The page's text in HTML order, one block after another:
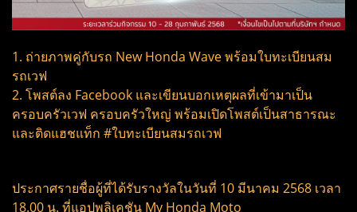
1. ถ่ายภาพคู่กับรถ New Honda Wave พร้อมใบทะเบียนสม
รถเวฟ
2. โพสต์ลง Facebook และเขียนบอกเหตุผลที่เข้ามาเป็น
ครอบครัวเวฟ ครอบครัวใหญ่ พร้อมเปิดโพสต์เป็นสาธารณะ
และติดแฮชแท็ก #ใบทะเบียนสมรถเวฟ
ประกาศรายชื่อผู้ที่ได้รับรางวัลในวันที่ 10 มีนาคม 2568 เวลา
18.00 น. ที่แอปพลิเคชัน My Honda Moto